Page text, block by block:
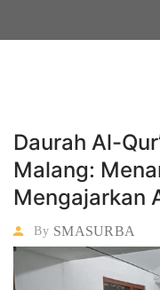
Daurah Al-
Malang:
Mengajarkan
By SMASURBA